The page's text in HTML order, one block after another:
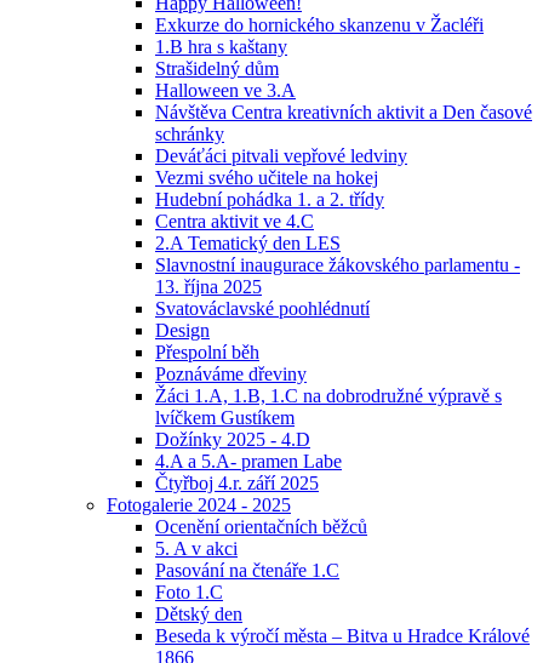
Exkurze do hornického skanzenu v Žacléři
1.B hra s kaštany
Strašidelný dům
Halloween ve 3.A
Návštěva Centra kreativních aktivit a Den časové
schránky
Deváťáci pitvali vepřové ledviny
Vezmi svého učitele na hokej
Hudební pohádka 1. a 2. třídy
Centra aktivit ve 4.C
2.A Tematický den LES
Slavnostní inaugurace žákovského parlamentu -
13. října 2025
Svatováclavské poohlédnutí
Design
Přespolní běh
Poznáváme dřeviny
Žáci 1.A, 1.B, 1.C na dobrodružné výpravě s
lvíčkem Gustíkem
Dožínky 2025 - 4.D
4.A a 5.A- pramen Labe
Čtyřboj 4.r. září 2025
Fotogalerie 2024 - 2025
Ocenění orientačních běžců
5. A v akci
Pasování na čtenáře 1.C
Foto 1.C
Dětský den
Beseda k výročí města – Bitva u Hradce Králové
1866